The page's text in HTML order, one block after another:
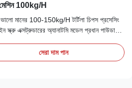
মেশিন 100kg/H
মানের 100-150kg/H টর্টিলা চিপস প্রসেসিং
স্ক্রু এক্সট্রুডারের অ্যানাটমি মডেল প্রধান পাউডার
100-150 কেজি/ঘণ্টা
Silk Road70 30
সেরা দাম পান